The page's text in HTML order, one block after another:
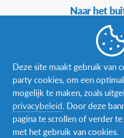
Navigatie
Naar het
Word
Vrijwilliger
Ons
Aanmelden
Deze site maakt gebruik van
party cookies, om een
mogelijk te maken, zoals
privacybeleid. Door deze
pagina te scrollen of verder
met het gebruik van cookies.